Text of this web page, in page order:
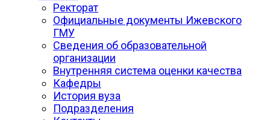
Ректорат
Официальные документы Ижевского
ГМУ
Сведения об образовательной
организации
Внутренняя система оценки качества
Кафедры
История вуза
Подразделения